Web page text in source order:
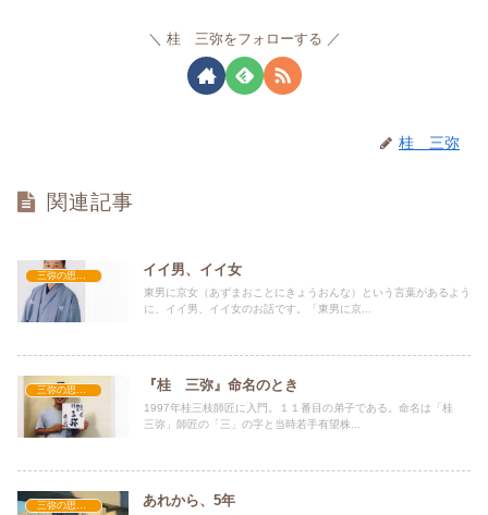
桂 三弥をフォローする
桂 三弥
関連記事
イイ男、イイ女
東男に京女（あずまおことにきょうおんな）という言葉があるよう
に、イイ男、イイ女のお話です。「東男に京...
三弥の思い出 『桂 三弥』命名のとき
1997年桂三枝師匠に入門。１１番目の弟子である。命名は「桂
三弥」師匠の「三」の字と当時若手有望株...
あれから、5年